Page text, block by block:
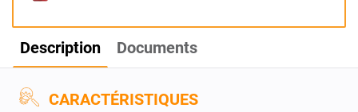
Description Documents
CARACTÉRISTIQUES